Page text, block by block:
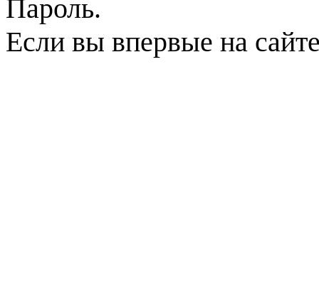
Пароль.
Если вы впервые на